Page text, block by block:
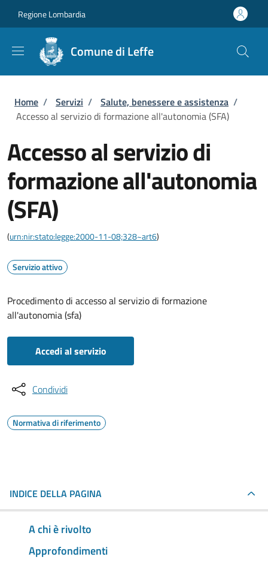
Regione Lombardia
Comune di Leffe
Briciole di pane
Home / Servizi / Salute, benessere e assistenza /
Accesso al servizio di formazione all'autonomia (SFA)
Accesso al servizio di
formazione all'autonomia
(SFA)
(urn:nir:stato:legge:2000-11-08;328~art6)
Servizio attivo
Procedimento di accesso al servizio di formazione
all'autonomia (sfa)
Accedi al servizio
Condividi
Normativa di riferimento
INDICE DELLA PAGINA
A chi è rivolto
Approfondimenti